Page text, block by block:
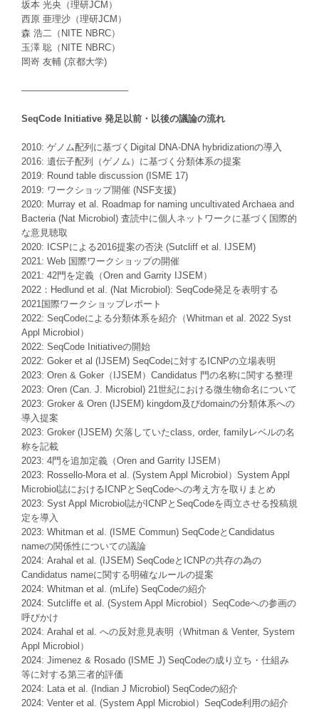
坂本 光央（理研JCM）
西原 亜理沙（理研JCM）
森 浩二（NITE NBRC）
玉澤 聡（NITE NBRC）
岡嵜 友輔 (京都大学)
———————————–
SeqCode Initiative 発足以前・以後の議論の流れ
2010: ゲノム配列に基づくDigital DNA-DNA hybridizationの導入
2016: 遺伝子配列（ゲノム）に基づく分類体系の提案
2019: Round table discussion (ISME 17)
2019: ワークショップ開催 (NSF支援)
2020: Murray et al. Roadmap for naming uncultivated Archaea and
Bacteria (Nat Microbiol) 査読中に個人ネットワークに基づく国際的
な意見聴取
2020: ICSPによる2016提案の否決 (Sutcliff et al. IJSEM)
2021: Web 国際ワークショップの開催
2021: 42門を定義（Oren and Garrity IJSEM）
2022：Hedlund et al. (Nat Microbiol): SeqCode発足を表明する
2021国際ワークショップレポート
2022: SeqCodeによる分類体系を紹介（Whitman et al. 2022 Syst
Appl Microbiol）
2022: SeqCode Initiativeの開始
2022: Goker et al (IJSEM) SeqCodeに対するICNPの立場表明
2023: Oren & Goker（IJSEM）Candidatus 門の名称に関する整理
2023: Oren (Can. J. Microbiol) 21世紀における微生物命名について
2023: Groker & Oren (IJSEM) kingdom及びdomainの分類体系への
導入提案
2023: Groker (IJSEM) 欠落していたclass, order, familyレベルの名
称を記載
2023: 4門を追加定義（Oren and Garrity IJSEM）
2023: Rossello-Mora et al. (System Appl Microbiol）System Appl
Microbiol誌におけるICNPとSeqCodeへの考え方を取りまとめ
2023: Syst Appl Microbiol誌がICNPとSeqCodeを両立させる投稿規
定を導入
2023: Whitman et al. (ISME Commun) SeqCodeとCandidatus
nameの関係性についての議論
2024: Arahal et al. (IJSEM) SeqCodeとICNPの共存の為の
Candidatus nameに関する明確なルールの提案
2024: Whitman et al. (mLife) SeqCodeの紹介
2024: Sutcliffe et al. (System Appl Microbiol）SeqCodeへの参画の
呼びかけ
2024: Arahal et al. への反対意見表明（Whitman & Venter, System
Appl Microbiol）
2024: Jimenez & Rosado (ISME J) SeqCodeの成り立ち・仕組み
等に対する第三者的評価
2024: Lata et al. (Indian J Microbiol) SeqCodeの紹介
2024: Venter et al. (System Appl Microbiol）SeqCode利用の紹介